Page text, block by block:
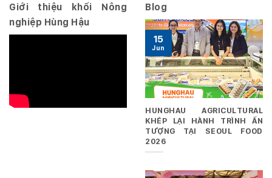
Giới thiệu khối Nông
nghiệp Hùng Hậu
Blog
HUNGHAU AGRICULTURAL
KHÉP LẠI HÀNH TRÌNH ẤN
TƯỢNG TẠI SEOUL FOOD
2026
15
Jun